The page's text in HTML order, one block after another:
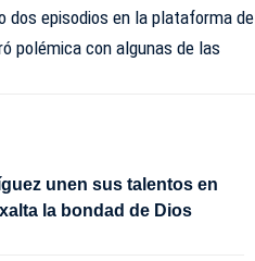
dos episodios en la plataforma de
polémica con algunas de las
unen sus talentos en
la bondad de Dios